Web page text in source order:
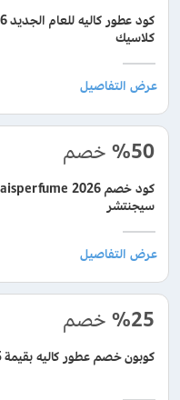
كلاسيك
%50 خصم
سيجنتشر
%25 خصم
كوبون خصم عطور كاليه بقيمة 25% علي عطر روز